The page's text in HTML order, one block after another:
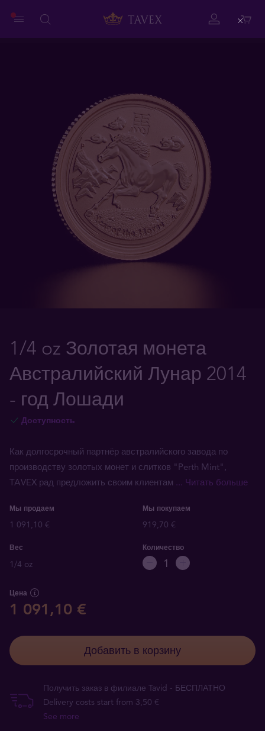
1/4 oz Золотая монета
Австралийский Лунар 2014
- год Лошади
Доступность
Как долгосрочный партнёр австралийского завода по
производству золотых монет и слитков "Perth Mint",
TAVEX рад предложить своим клиентам ... Читать больше
Мы продаем Мы покупаем
1 091,10 € 919,70 €
Вес
1/4 oz
Количество
Цена
1 091,10 €
Добавить в корзину
Получить заказ в филиале Tavid - БЕСПЛАТНО
Delivery costs start from 3,50 €
See more
Close